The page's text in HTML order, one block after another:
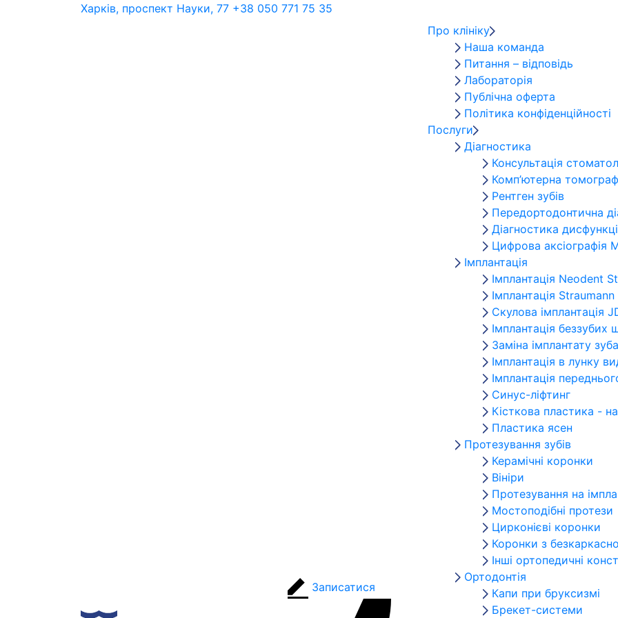
Харків, проспект Науки, 77 +38 050 771 75 35
Записатися
Про клініку
Наша команда
Питання – відповідь
Лабораторія
Публічна оферта
Політика конфіденційності
Послуги
Діагностика
Консультація
Комп’ютерна
Рентген зубів
Передортодонтична
Діагностика
Цифрова аксіографія
Імплантація
Імплантація Neodent
Імплантація Straumann
Скулова імплантація
Імплантація беззубих
Заміна імплантату зуба
Імплантація в лунку
Імплантація
Синус-ліфтинг
Кісткова пластика -
Пластика ясен
Протезування зубів
Керамічні коронки
Вініри
Протезування на
Мостоподібні протези
Цирконієві коронки
Коронки з
Інші ортопедичні
Ортодонтія
Капи при бруксизмі
Брекет-системи